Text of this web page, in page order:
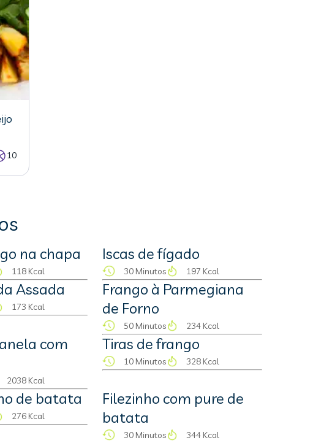
10
na chapa
118 Kcal
Iscas de fígado
30 Minutos 197 Kcal
Assada
173 Kcal
Frango à Parmegiana
de Forno
50 Minutos 234 Kcal
com
2038 Kcal
Tiras de frango
10 Minutos 328 Kcal
de batata
276 Kcal
Filezinho com pure de
batata
30 Minutos 344 Kcal